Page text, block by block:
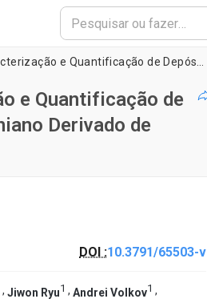
e Quantificação de
Derivado de
DOI :10.3791/65503-v
, Jiwon Ryu1 , Andrei Volkov1 ,